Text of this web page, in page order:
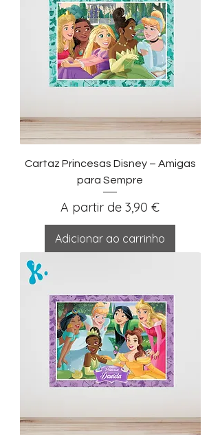
Cartaz Princesas Disney – Amigas
para Sempre
A partir de 3,90 €
Preço promocional
Adicionar ao carrinho